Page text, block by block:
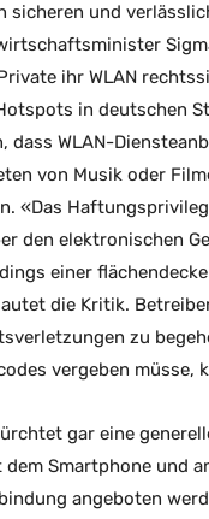
sicheren und
ihr WLAN
in deutschen
dass WLAN-
von Musik oder
«Das
den elektronischen
einer
die Kritik.
zu
vergeben
gar eine
dem Smartphone und
angeboten